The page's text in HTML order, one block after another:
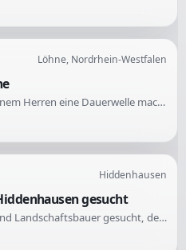
Löhne, Nordrhein-Westfalen
Gesucht wird eine Person, die einem Herren eine Dauerwelle macht. Dies ist eine einmalige Dienstleistung.
Hiddenhausen
gesucht
Es wird ein erfahrener Garten- und Landschaftsbauer gesucht, der die Rasenfläche neben einer bestehenden Terrasse herstellen kann. Die Aufgaben umfassen das Auffüllen von Mutterboden und den Aufbau eines Gulischachts.